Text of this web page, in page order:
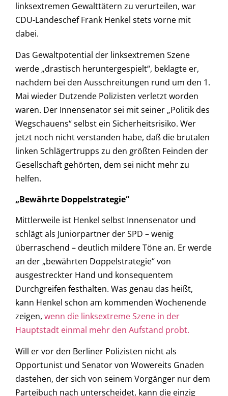
linksextremen Gewalttätern zu verurteilen, war
CDU-Landeschef Frank Henkel stets vorne mit
dabei.
Das Gewaltpotential der linksextremen Szene
werde „drastisch heruntergespielt“, beklagte er,
nachdem bei den Ausschreitungen rund um den 1.
Mai wieder Dutzende Polizisten verletzt worden
waren. Der Innensenator sei mit seiner „Politik des
Wegschauens“ selbst ein Sicherheitsrisiko. Wer
jetzt noch nicht verstanden habe, daß die brutalen
linken Schlägertrupps zu den größten Feinden der
Gesellschaft gehörten, dem sei nicht mehr zu
helfen.
„Bewährte Doppelstrategie“
Mittlerweile ist Henkel selbst Innensenator und
schlägt als Juniorpartner der SPD – wenig
überraschend – deutlich mildere Töne an. Er werde
an der „bewährten Doppelstrategie“ von
ausgestreckter Hand und konsequentem
Durchgreifen festhalten. Was genau das heißt,
kann Henkel schon am kommenden Wochenende
zeigen, wenn die linksextreme Szene in der
Hauptstadt einmal mehr den Aufstand probt.
Will er vor den Berliner Polizisten nicht als
Opportunist und Senator von Wowereits Gnaden
dastehen, der sich von seinem Vorgänger nur dem
Parteibuch nach unterscheidet, kann die einzig